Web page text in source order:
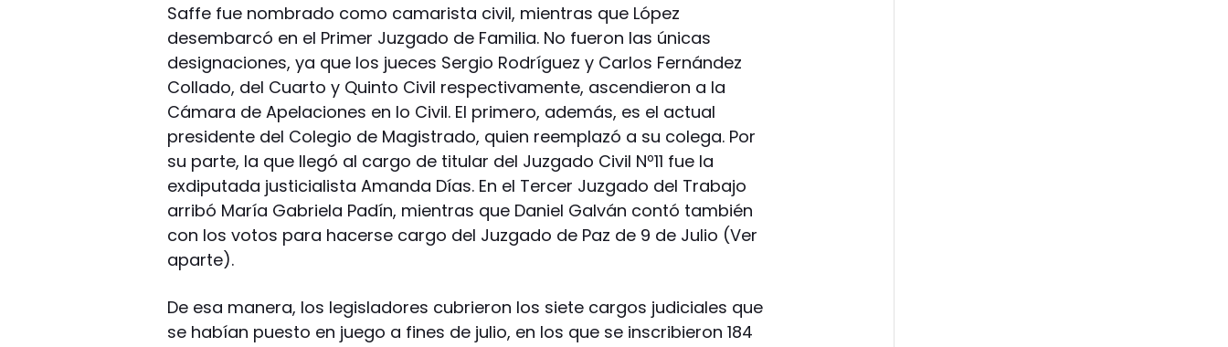
Saffe fue nombrado como camarista civil, mientras que López
desembarcó en el Primer Juzgado de Familia. No fueron las únicas
designaciones, ya que los jueces Sergio Rodríguez y Carlos Fernández
Collado, del Cuarto y Quinto Civil respectivamente, ascendieron a la
Cámara de Apelaciones en lo Civil. El primero, además, es el actual
presidente del Colegio de Magistrado, quien reemplazó a su colega. Por
su parte, la que llegó al cargo de titular del Juzgado Civil Nº11 fue la
exdiputada justicialista Amanda Días. En el Tercer Juzgado del Trabajo
arribó María Gabriela Padín, mientras que Daniel Galván contó también
con los votos para hacerse cargo del Juzgado de Paz de 9 de Julio (Ver
aparte).
De esa manera, los legisladores cubrieron los siete cargos judiciales que
se habían puesto en juego a fines de julio, en los que se inscribieron 184